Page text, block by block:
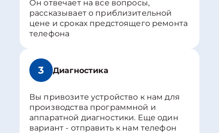
Он отвечает на все вопросы,
рассказывает о приблизительной
цене и сроках предстоящего ремонта
телефона
3 Диагностика
Вы привозите устройство к нам для
производства программной и
аппаратной диагностики. Еще один
вариант - отправить к нам телефон